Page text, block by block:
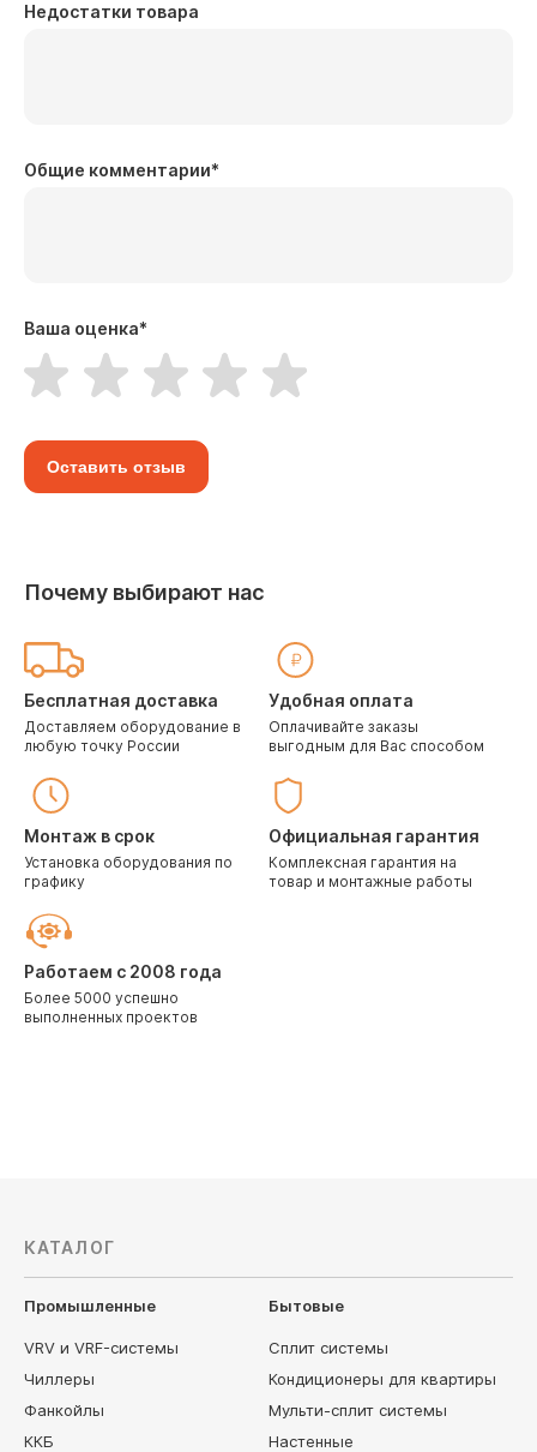
Недостатки товара
Общие комментарии*
Ваша оценка*
Оставить отзыв
Почему выбирают нас
Бесплатная доставка
Доставляем оборудование в
любую точку России
Удобная оплата
Оплачивайте заказы
выгодным для Вас способом
Монтаж в срок
Установка оборудования по
графику
Официальная гарантия
Комплексная гарантия на
товар и монтажные работы
Работаем с 2008 года
Более 5000 успешно
выполненных проектов
КАТАЛОГ
Промышленные
VRV и VRF-системы
Чиллеры
Фанкойлы
ККБ
Бытовые
Сплит системы
Кондиционеры для квартиры
Мульти-сплит системы
Настенные